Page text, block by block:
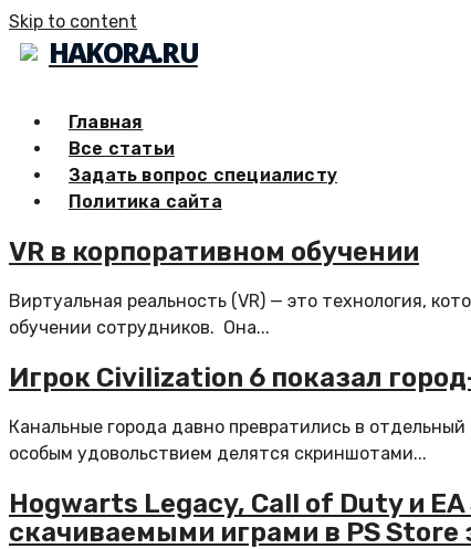
Skip to content
HAKORA.RU
Главная
Все статьи
Задать вопрос специалисту
Политика сайта
VR в корпоративном обучении
Виртуальная реальность (VR) — это технология,
обучении сотрудников. Она...
Игрок Civilization 6 показал
Канальные города давно превратились в
особым удовольствием делятся скриншотами...
Hogwarts Legacy, Call of Duty и
скачиваемыми играми в PS Store